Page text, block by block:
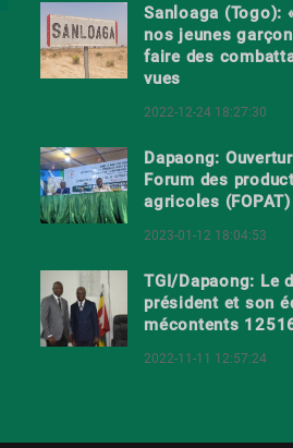
Sanloaga (Togo):
nos jeunes
faire des
vues
2022-12-24 18:27:30
Dapaong:
Forum des
agricoles
2023-01-12 18:04:53
TGI/Dapaong: Le
président et son
mécontents
2022-11-11 12:57:24